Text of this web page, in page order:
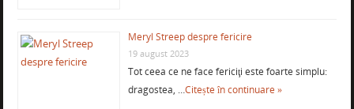
Meryl Streep despre fericire
19 august 2023
Tot ceea ce ne face fericiţi este foarte simplu:
dragostea, …Citește în continuare »